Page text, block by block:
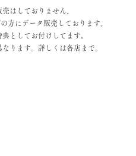
はしておりません、
方にデータ販売しております。
としてお付けしてます。
ります。詳しくは各店まで。